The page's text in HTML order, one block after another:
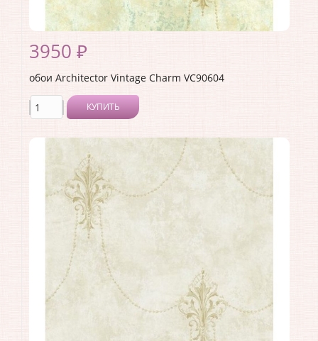
3950 ₽
обои Architector Vintage Charm VC90604
КУПИТЬ
Производитель:Architector
Коллекция:Vintage Charm
Длина рулона:
Ширина рулона:
Материал покрытия:
Акриловое
Страна:
США
Материал основы:
53